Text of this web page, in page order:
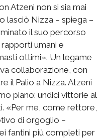
Atzeni non si sia mai
lasciò Nizza – spiega –
il suo percorso
umani e
ottimi». Un legame
collaborazione, con
il Palio a Nizza. Atzeni
piano: undici vittorie al
«Per me, come rettore,
di orgoglio –
fantini più completi per